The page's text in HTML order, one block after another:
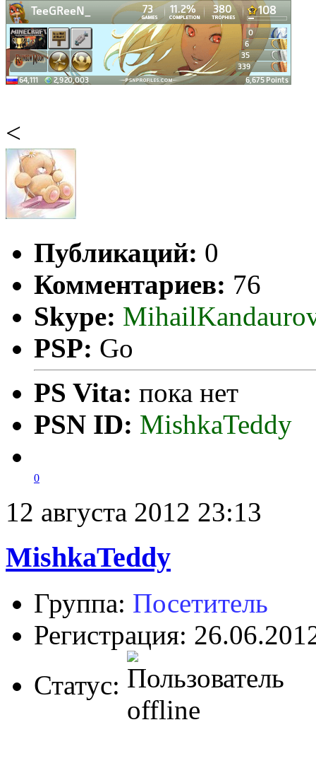
<
Публикаций: 0
Комментариев: 76
Skype:
PSP: Go
PS Vita: пока нет
PSN ID: MishkaTeddy
0
12 августа 2012 23:13
MishkaTeddy
Группа: Посетитель
Регистрация:
Статус: